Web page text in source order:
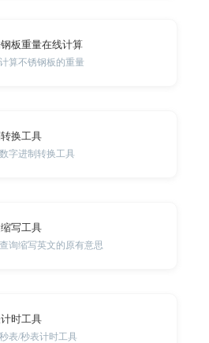
板重量在线计算
算不锈钢板的重量
换工具
字进制转换工具
写工具
询缩写英文的原有意思
时工具
表/秒表计时工具